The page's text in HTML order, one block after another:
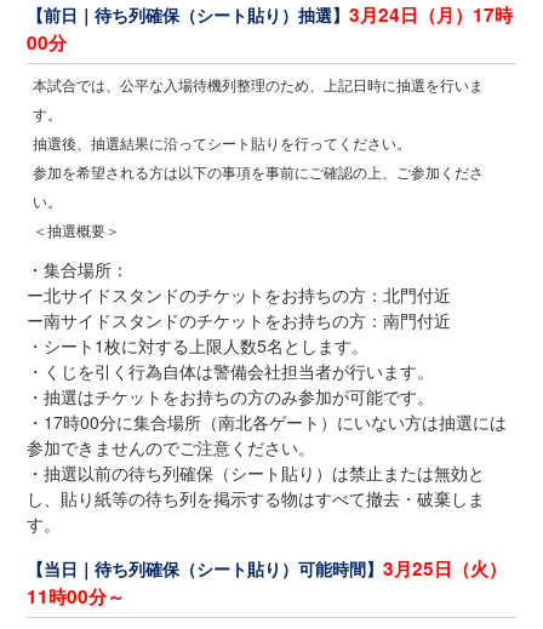
【前日｜待ち列確保（シート貼り）抽選】3月24日（月）17時
00分
本試合では、公平な入場待機列整理のため、上記日時に抽選を行いま
す。
抽選後、抽選結果に沿ってシート貼りを行ってください。
参加を希望される方は以下の事項を事前にご確認の上、ご参加くださ
い。
＜抽選概要＞
・集合場所：
ー北サイドスタンドのチケットをお持ちの方：北門付近
ー南サイドスタンドのチケットをお持ちの方：南門付近
・シート1枚に対する上限人数5名とします。
・くじを引く行為自体は警備会社担当者が行います。
・抽選はチケットをお持ちの方のみ参加が可能です。
・17時00分に集合場所（南北各ゲート）にいない方は抽選には
参加できませんのでご注意ください。
・抽選以前の待ち列確保（シート貼り）は禁止または無効と
し、貼り紙等の待ち列を掲示する物はすべて撤去・破棄しま
す。
【当日｜待ち列確保（シート貼り）可能時間】3月25日（火）
11時00分～